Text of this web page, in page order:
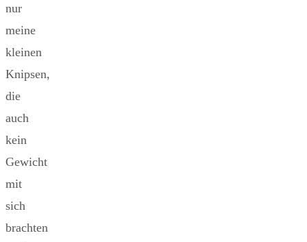
nur
meine
kleinen
Knipsen,
die
auch
kein
Gewicht
mit
sich
brachten